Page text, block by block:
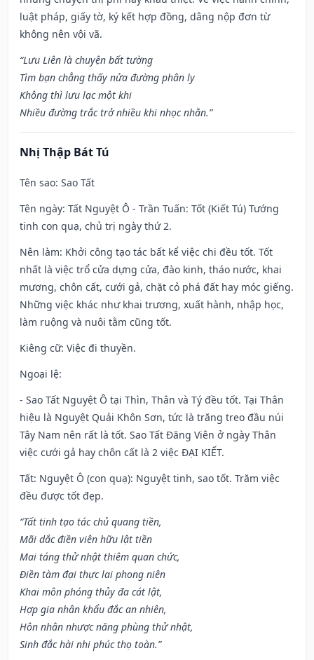
luật pháp, giấy tờ, ký kết hợp đồng, dâng nộp đơn từ
không nên vội vã.
“Lưu Liên là chuyện bất tường
Tìm bạn chẳng thấy nửa đường phân ly
Không thì lưu lạc một khi
Nhiều đường trắc trở nhiều khi nhọc nhằn.”
Nhị Thập Bát Tú
Tên sao: Sao Tất
Tên ngày: Tất Nguyệt Ô - Trần Tuấn: Tốt (Kiết Tú) Tướng
tinh con quạ, chủ trị ngày thứ 2.
Nên làm: Khởi công tạo tác bất kể việc chi đều tốt. Tốt
nhất là việc trổ cửa dựng cửa, đào kinh, tháo nước, khai
mương, chôn cất, cưới gả, chặt cỏ phá đất hay móc giếng.
Những việc khác như khai trương, xuất hành, nhập học,
làm ruộng và nuôi tằm cũng tốt.
Kiêng cữ: Việc đi thuyền.
Ngoại lệ:
- Sao Tất Nguyệt Ô tại Thìn, Thân và Tý đều tốt. Tại Thân
hiệu là Nguyệt Quải Khôn Sơn, tức là trăng treo đầu núi
Tây Nam nên rất là tốt. Sao Tất Đăng Viên ở ngày Thân
việc cưới gả hay chôn cất là 2 việc ĐẠI KIẾT.
Tất: Nguyệt Ô (con quạ): Nguyệt tinh, sao tốt. Trăm việc
đều được tốt đẹp.
“Tất tinh tạo tác chủ quang tiền,
Mãi dắc điền viên hữu lật tiền
Mai táng thử nhật thiêm quan chức,
Điền tàm đại thực lai phong niên
Khai môn phóng thủy đa cát lật,
Hợp gia nhân khẩu đắc an nhiên,
Hôn nhân nhược năng phùng thử nhật,
Sinh đắc hài nhi phúc thọ toàn.”